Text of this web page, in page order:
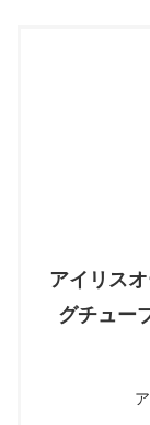
アイリス
グチュー